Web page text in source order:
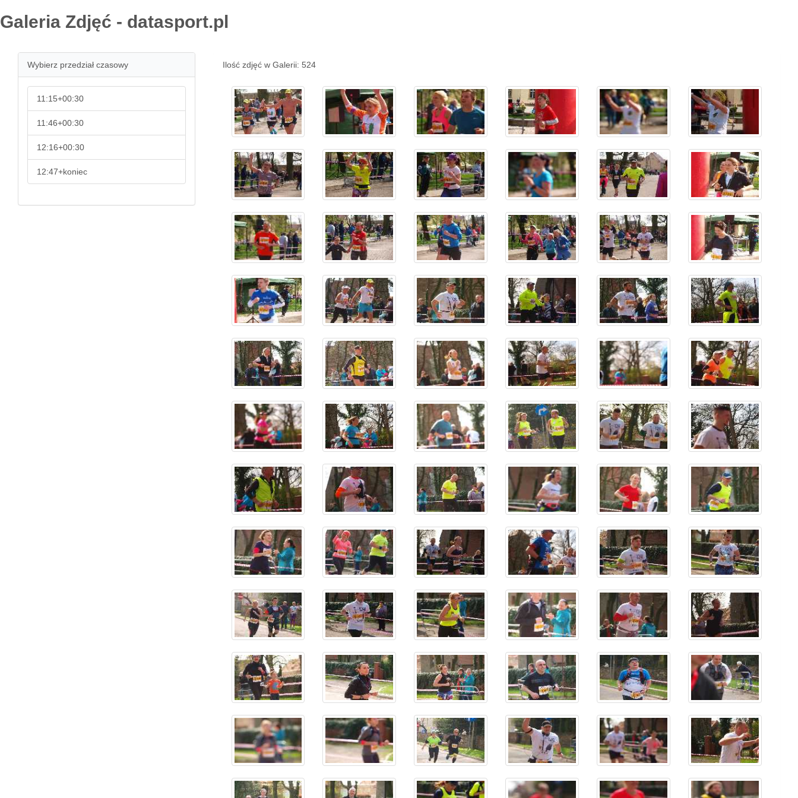
Galeria Zdjęć - datasport.pl
Wybierz przedział czasowy
11:15+00:30
11:46+00:30
12:16+00:30
12:47+koniec
Ilość zdjęć w Galerii: 524